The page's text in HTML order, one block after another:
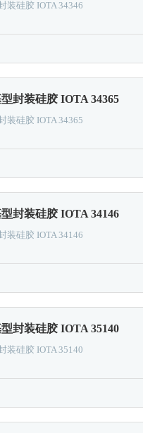
装硅胶 IOTA 34346
封装硅胶 IOTA 34365
装硅胶 IOTA 34365
封装硅胶 IOTA 34146
装硅胶 IOTA 34146
封装硅胶 IOTA 35140
装硅胶 IOTA 35140